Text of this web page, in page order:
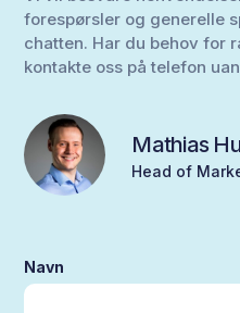
forespørsler og generelle
chatten. Har du behov for
kontakte oss på telefon
Mathias
Head of
Navn